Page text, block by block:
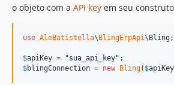
o objeto com a API key em seu
use AleBatistella\BlingErpApi\Bling;
$apiKey = "sua_api_key"
$blingConnection = new Bling( $apiKey